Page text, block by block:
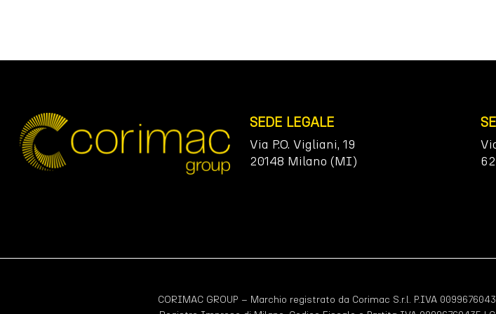
SEDE LEGALE
Via P.O. Vigliani, 19
20148 Milano (MI)
CORIMAC GROUP – Marchio registrato da Corimac S.r.l. P.IVA